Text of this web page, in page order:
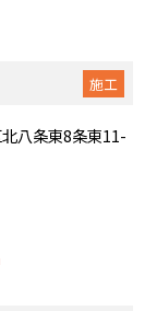
施工
八条東8条東11-